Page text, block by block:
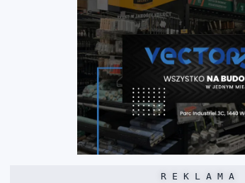
R E K L A M A